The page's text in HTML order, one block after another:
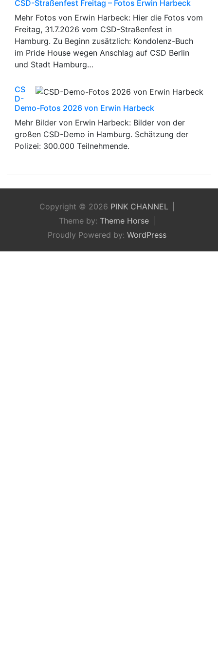
CSD-Straßenfest Freitag – Fotos Erwin Harbeck
Mehr Fotos von Erwin Harbeck: Hier die Fotos vom
Freitag, 31.7.2026 vom CSD-Straßenfest in
Hamburg. Zu Beginn zusätzlich: Kondolenz-Buch
im Pride House wegen Anschlag auf CSD Berlin
und Stadt Hamburg…
CS
D-
Demo-Fotos 2026 von Erwin Harbeck
Mehr Bilder von Erwin Harbeck: Bilder von der
großen CSD-Demo in Hamburg. Schätzung der
Polizei: 300.000 Teilnehmende.
Copyright © 2026 PINK CHANNEL
Theme by: Theme Horse
Proudly Powered by: WordPress